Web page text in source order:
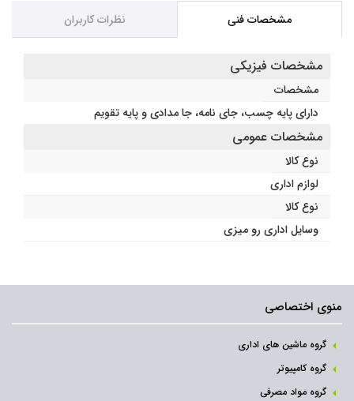
مشخصات فنی نظرات کاربران
مشخصات فیزیکی
مشخصات
دارای پایه چسب، جای نامه، جا مدادی و پایه تقویم
مشخصات عمومی
نوع کالا
لوازم اداری
نوع کالا
وسایل اداری رو میزی
منوی اختصاصی
گروه ماشین های اداری
گروه کامپیوتر
گروه مواد مصرفی